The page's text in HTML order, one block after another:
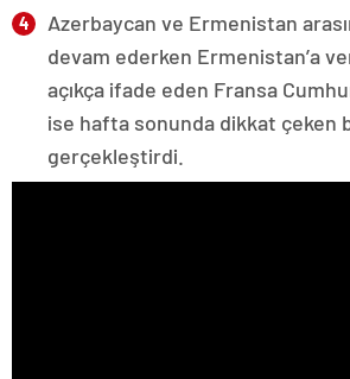
Azerbaycan ve Ermenistan
devam ederken Ermenistan’a
açıkça ifade eden Fransa
ise hafta sonunda dikkat çeken
gerçekleştirdi.